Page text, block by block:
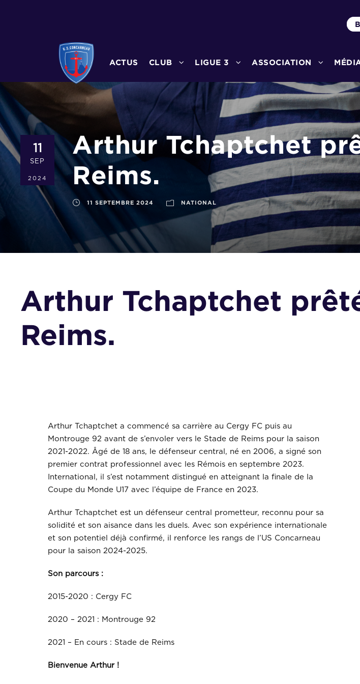
ACTUS CLUB LIGUE 3 ASSOCIATION
11
SEP
2024
Arthur Tchaptchet
Reims.
11 SEPTEMBRE 2024 NATIONAL
Arthur Tchaptchet
Reims.
Arthur Tchaptchet a commencé sa carrière au Cergy FC puis au
Montrouge 92 avant de s’envoler vers le Stade de Reims pour la saison
2021-2022. Âgé de 18 ans, le défenseur central, né en 2006, a signé son
premier contrat professionnel avec les Rémois en septembre 2023.
International, il s’est notamment distingué en atteignant la finale de la
Coupe du Monde U17 avec l’équipe de France en 2023.
Arthur Tchaptchet est un défenseur central prometteur, reconnu pour sa
solidité et son aisance dans les duels. Avec son expérience internationale
et son potentiel déjà confirmé, il renforce les rangs de l’US Concarneau
pour la saison 2024-2025.
Son parcours :
2015-2020 : Cergy FC
2020 – 2021 : Montrouge 92
2021 – En cours : Stade de Reims
Bienvenue Arthur !